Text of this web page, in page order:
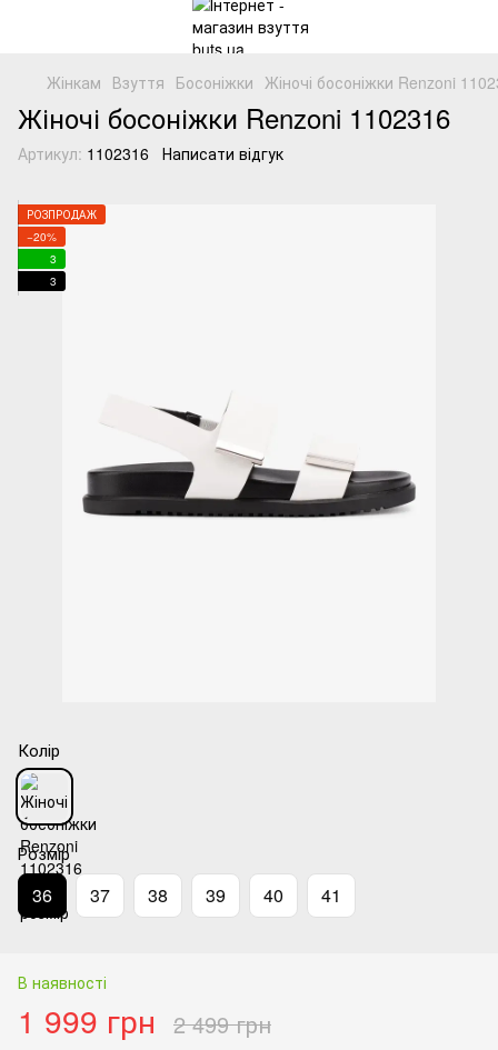
Жінкам Взуття Босоніжки Жіночі босоніжки Renzoni
Жіночі босоніжки Renzoni 1102316
Артикул: 1102316 Написати відгук
РОЗПРОДАЖ
−20%
3
3
Колір
Розмір
36 37 38 39 40 41
В наявності
1 999 грн 2 499 грн